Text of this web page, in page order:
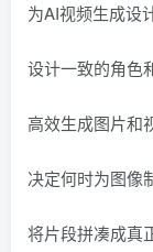
为AI视频生成设
设计一致的角色
高效生成图片和
决定何时为图像
将片段拼凑成真